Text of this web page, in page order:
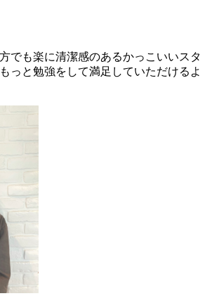
でも楽に清潔感のあるかっこいいスタ
っと勉強をして満足していただけるよ